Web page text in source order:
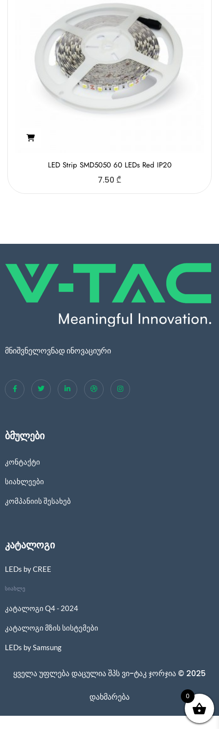
LED Strip SMD5050 60 LEDs Red IP20
7.50 ₾
მნიშვნელოვნად ინოვაციური
ბმულები
კონტაქტი
სიახლეები
კომპანიის შესახებ
კატალოგი
LEDs by CREE
სიახლე
კატალოგი Q4 - 2024
კატალოგი მზის სისტემები
LEDs by Samsung
ყველა უფლება დაცულია შპს ვი-ტაკ ჯორჯია © 2025
დახმარება 0